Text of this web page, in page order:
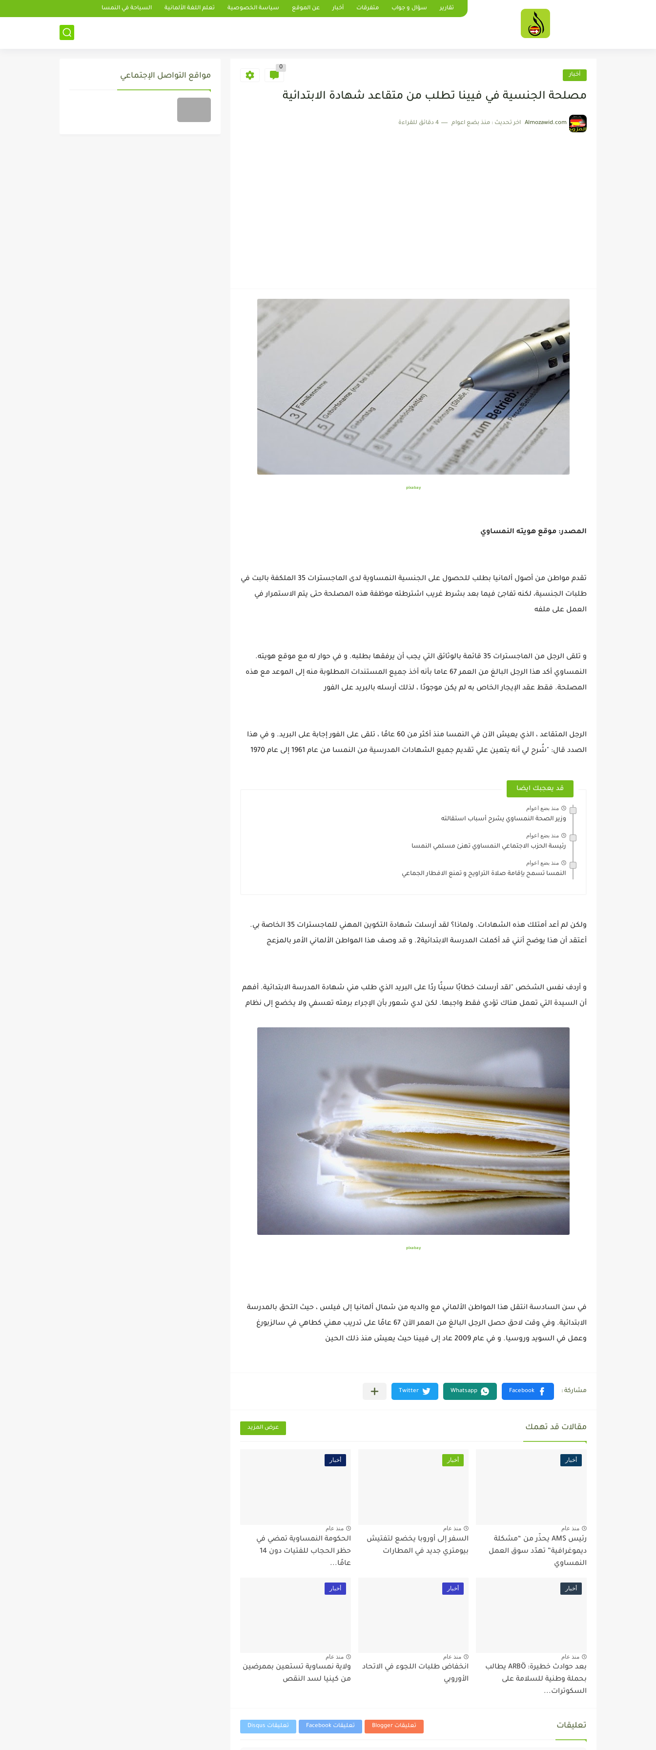
تقارير سؤال و جواب متفرقات أخبار عن الموقع سياسة الخصوصية تعلم اللغة الألمانية السياحة في النمسا
أخبار
0
مصلحة الجنسية في فيينا تطلب من متقاعد شهادة الابتدائية
Almozawid.com اخر تحديث : منذ بضع اعوام 4 دقائق للقراءة
pixabay
المصدر: موقع هويته النمساوي
تقدم مواطن من أصول ألمانيا بطلب للحصول على الجنسية النمساوية لدى الماجسترات 35 الملكفة بالبت في
طلبات الجنسية، لكنه تفاجئ فيما بعد بشرط غريب اشترطته موظفة هذه المصلحة حتى يتم الاستمرار في
العمل على ملفه
و تلقى الرجل من الماجسترات 35 قائمة بالوثائق التي يجب أن يرفقها بطلبه. و في حوار له مع موقع هويته.
النمساوي أكد هذا الرجل البالغ من العمر 67 عاما بأنه أخذ جميع المستندات المطلوبة منه إلى الموعد مع هذه
المصلحة. فقط عقد الإيجار الخاص به لم يكن موجودًا ، لذلك أرسله بالبريد على الفور
الرجل المتقاعد ، الذي يعيش الآن في النمسا منذ أكثر من 60 عامًا ، تلقى على الفور إجابة على البريد. و في هذا
الصدد قال: "شُرح لي أنه يتعين علي تقديم جميع الشهادات المدرسية من النمسا من عام 1961 إلى عام 1970
قد يعجبك ايضا
منذ بضع اعوام
وزير الصحة النمساوي يشرح أسباب استقالته
منذ بضع اعوام
رئيسة الحزب الاجتماعي النمساوي تهنئ مسلمي النمسا
منذ بضع اعوام
النمسا تسمح بإقامة صلاة التراويح و تمنع الافطار الجماعي
ولكن لم أعد أمتلك هذه الشهادات. ولماذا؟ لقد أرسلت شهادة التكوين المهني للماجسترات 35 الخاصة بي.
أعتقد أن هذا يوضح أنني قد أكملت المدرسة الابتدائية2. و قد وصف هذا المواطن الألماني الأمر بالمزعج
و أردف نفس الشخص "لقد أرسلت خطابًا سيئًا ردًا على البريد الذي طلب مني شهادة المدرسة الابتدائية. أفهم
أن السيدة التي تعمل هناك تؤدي فقط واجبها. لكن لدي شعور بأن الإجراء برمته تعسفي ولا يخضع إلى نظام
pixabay
في سن السادسة انتقل هذا المواطن الألماني مع والديه من شمال ألمانيا إلى فيلس ، حيث التحق بالمدرسة
الابتدائية. وفي وقت لاحق حصل الرجل البالغ من العمر الآن 67 عامًا على تدريب مهني كطاهي في سالزبورغ
وعمل في السويد وروسيا. و في عام 2009 عاد إلى فيينا حيث يعيش منذ ذلك الحين
مقالات قد تهمك عرض المزيد
أخبار
منذ عام
رئيس AMS يحذّر من “مشكلة
ديموغرافية” تهدّد سوق العمل
النمساوي
أخبار
منذ عام
السفر إلى أوروبا يخضع لتفتيش
بيومتري جديد في المطارات
أخبار
منذ عام
الحكومة النمساوية تمضي في
حظر الحجاب للفتيات دون 14
عامًا...
أخبار
منذ عام
بعد حوادث خطيرة: ARBÖ يطالب
بحملة وطنية للسلامة على
السكوترات...
أخبار
منذ عام
انخفاض طلبات اللجوء في الاتحاد
الأوروبي
أخبار
منذ عام
ولاية نمساوية تستعين بممرضين
من كينيا لسد النقص
تعليقات تعليقات Blogger تعليقات Facebook تعليقات Disqus
مواقع التواصل الإجتماعي